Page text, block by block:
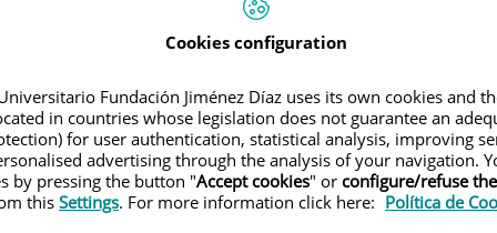
Research
Teléfono de atención al usuario900 301 013
Cookies configuration
Fundación Jiménez Díaz uses its own cookies and
in countries whose legislation does not guarantee an
for user authentication, statistical analysis, improving
advertising through the analysis of your navigation.
by pressing the button "Accept cookies" or configure/refuse
thisSettings. For more information click here: Política de